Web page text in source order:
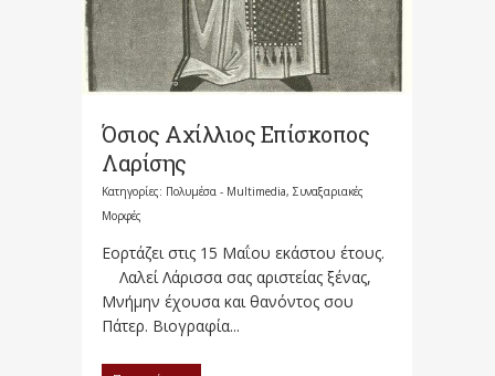
Όσιος Αχίλλιος Επίσκοπος
Λαρίσης
Κατηγορίες: Πολυμέσα - Multimedia, Συναξαριακές
Μορφές
Εορτάζει στις 15 Μαΐου εκάστου έτους.
Λαλεί Λάρισσα σας αριστείας ξένας,
Μνήμην έχουσα και θανόντος σου
Πάτερ. Βιογραφία...